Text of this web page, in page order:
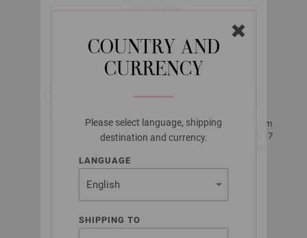
COUNTRY AND
CURRENCY
Please select language, shipping
destination and currency.
LANGUAGE
SHIPPING TO
LANA GROSSA
SUMMER SOFTNESS
pr. 50 g
5,5 - 6
10 x 10 cm
22 Snor, 17
Str. 38 - 40
ca. 400 g